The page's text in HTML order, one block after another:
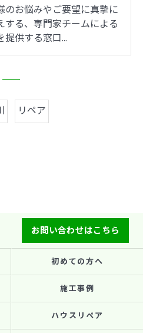
のお悩みやご要望に真摯に
する、専門家チームによる
提供する窓口…
リペア
お問い合わせはこちら
初めての方へ
施工事例
ハウスリペア